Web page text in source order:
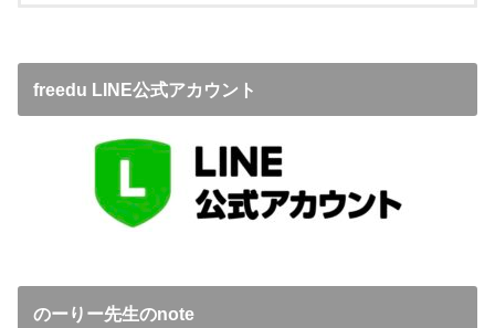
freedu LINE公式アカウント
のーりー先生のnote